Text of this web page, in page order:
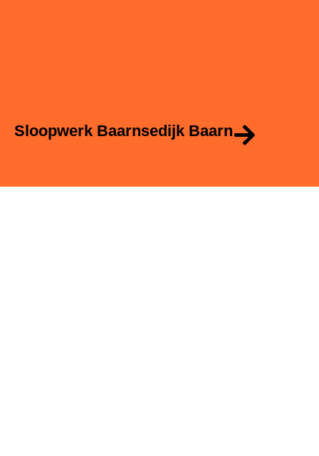
Sloopwerk Baarnsedijk Baarn